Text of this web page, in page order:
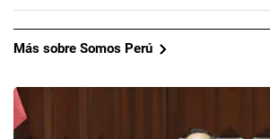
Más sobre Somos Perú